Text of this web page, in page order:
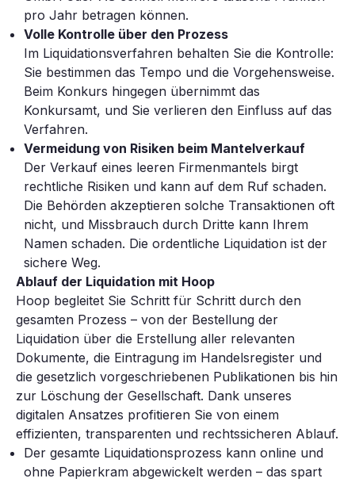
pro Jahr betragen können.
Volle Kontrolle über den Prozess
Im Liquidationsverfahren behalten Sie die Kontrolle:
Sie bestimmen das Tempo und die Vorgehensweise.
Beim Konkurs hingegen übernimmt das
Konkursamt, und Sie verlieren den Einfluss auf das
Verfahren.
Vermeidung von Risiken beim Mantelverkauf
Der Verkauf eines leeren Firmenmantels birgt
rechtliche Risiken und kann auf dem Ruf schaden.
Die Behörden akzeptieren solche Transaktionen oft
nicht, und Missbrauch durch Dritte kann Ihrem
Namen schaden. Die ordentliche Liquidation ist der
sichere Weg.
Ablauf der Liquidation mit Hoop
Hoop begleitet Sie Schritt für Schritt durch den
gesamten Prozess – von der Bestellung der
Liquidation über die Erstellung aller relevanten
Dokumente, die Eintragung im Handelsregister und
die gesetzlich vorgeschriebenen Publikationen bis hin
zur Löschung der Gesellschaft. Dank unseres
digitalen Ansatzes profitieren Sie von einem
effizienten, transparenten und rechtssicheren Ablauf.
Der gesamte Liquidationsprozess kann online und
ohne Papierkram abgewickelt werden – das spart